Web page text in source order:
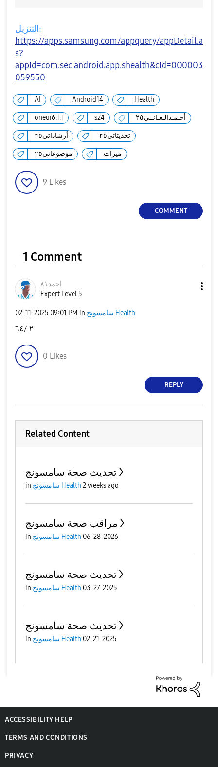
التنزيل:
https://apps.samsung.com/appquery/appDetail.a
s?
appId=com.sec.android.app.shealth&cId=000003
059550
AI Android14 Health
oneui6.1.1 s24 أحـمـدالـعـانــي٢٥
أرشاداتي٢٥ تحديثاتي٢٥
موضوعاتي٢٥ ميزات
9 Likes
COMMENT
1 Comment
احمد٨١
Expert Level 5
‎02-11-2025 09:01 PM in سامسونج Health
٢ /٦٤
0 Likes
REPLY
Related Content
تحديث صحة سامسونج
in سامسونج Health 2 weeks ago
مراقب صحة سامسونج
in سامسونج Health 06-28-2026
تحديث صحة سامسونج
in سامسونج Health 03-27-2025
تحديث صحة سامسونج
in سامسونج Health 02-21-2025
ACCESSIBILITY HELP
TERMS AND CONDITIONS
PRIVACY